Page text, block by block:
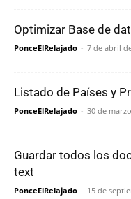
Optimizar Base de
PonceElRelajado - 7 de abril
Listado de Países y
PonceElRelajado - 30 de
Guardar todos los
text
PonceElRelajado - 15 de